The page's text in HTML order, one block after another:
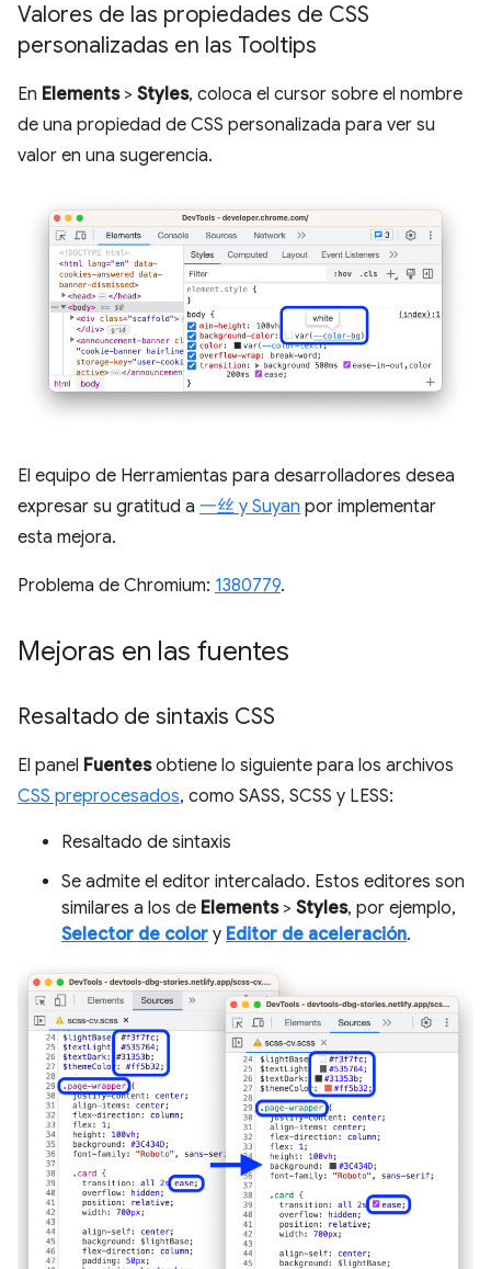
Valores de las propiedades de CSS
personalizadas en las Tooltips
En Elements> Styles, coloca el cursor sobre el nombre
de una propiedad de CSS personalizada para ver su
valor en una sugerencia.
El equipo de Herramientas para desarrolladores desea
expresar su gratitud a 一丝 y Suyan por implementar
esta mejora.
Problema de Chromium: 1380779.
Mejoras en las fuentes
Resaltado de sintaxis CSS
El panel Fuentesobtiene lo siguiente para los archivos
CSS preprocesados, como SASS, SCSS y LESS:
Resaltado de sintaxis
Se admite el editor intercalado. Estos editores son
similares a los de Elements> Styles, por ejemplo,
Selector de color y Editor de aceleración.